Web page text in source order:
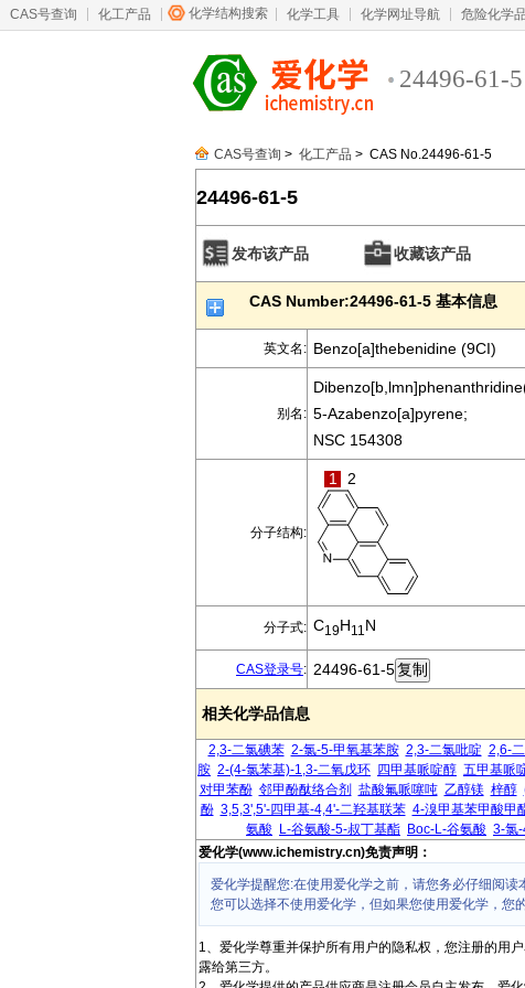
CAS号查询 化工产品 化学结构搜索 化学工具 化学网址导航 危险化学
24496-61-5
CAS号查询 > 化工产品 > CAS No.24496-61-5
24496-61-5
发布该产品 收藏该产品
CAS Number:24496-61-5 基本信息
英文名: Benzo[a]thebenidine (9CI)
别名: 5-Azabenzo[a]pyrene;
NSC 154308
分子结构:
1 2
分子式: C19H11 N
CAS登录号: 24496-61-5
相关化学品信息
2,3-二氯碘苯 2-氯-5-甲氧基苯胺 2,3-二氯吡啶 2,6-
胺 2-(4-氯苯基)-1,3-二氧戊环 四甲基哌啶醇 五甲基哌
对甲苯酚 邻甲酚酞络合剂 盐酸氟哌噻吨 乙醇镁 梓醇
酚 3,5,3',5'-四甲基-4,4'-二羟基联苯 4-溴甲基苯甲酸甲
氨酸
L-谷氨酸-5-叔丁基酯 Boc-L-谷氨酸 3-氯
爱化学(www.ichemistry.cn)免责声明：
爱化学提醒您:在使用爱化学之前，请您务必仔细阅读
您可以选择不使用爱化学，但如果您使用爱化学，您
1、爱化学尊重并保护所有用户的隐私权，您注册的用
露给第三方。